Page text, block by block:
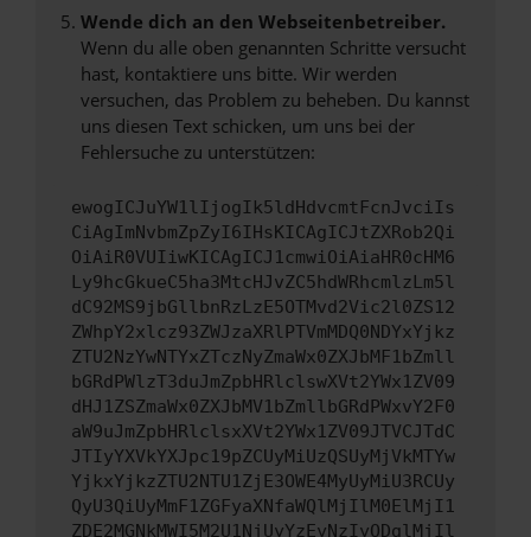
Wende dich an den Webseitenbetreiber.
Wenn du alle oben genannten Schritte versucht
hast, kontaktiere uns bitte. Wir werden
versuchen, das Problem zu beheben. Du kannst
uns diesen Text schicken, um uns bei der
Fehlersuche zu unterstützen:
ewogICJuYW1lIjogIk5ldHdvcmtFcnJvciIs
CiAgImNvbmZpZyI6IHsKICAgICJtZXRob2Qi
OiAiR0VUIiwKICAgICJ1cmwiOiAiaHR0cHM6
Ly9hcGkueC5ha3MtcHJvZC5hdWRhcmlzLm5l
dC92MS9jbGllbnRzLzE5OTMvd2Vic2l0ZS12
ZWhpY2xlcz93ZWJzaXRlPTVmMDQ0NDYxYjkz
ZTU2NzYwNTYxZTczNyZmaWx0ZXJbMF1bZmll
bGRdPWlzT3duJmZpbHRlclswXVt2YWx1ZV09
dHJ1ZSZmaWx0ZXJbMV1bZmllbGRdPWxvY2F0
aW9uJmZpbHRlclsxXVt2YWx1ZV09JTVCJTdC
JTIyYXVkYXJpc19pZCUyMiUzQSUyMjVkMTYw
YjkxYjkzZTU2NTU1ZjE3OWE4MyUyMiU3RCUy
QyU3QiUyMmF1ZGFyaXNfaWQlMjIlM0ElMjI1
ZDE2MGNkMWI5M2U1NjUyYzEyNzIyODglMjIl